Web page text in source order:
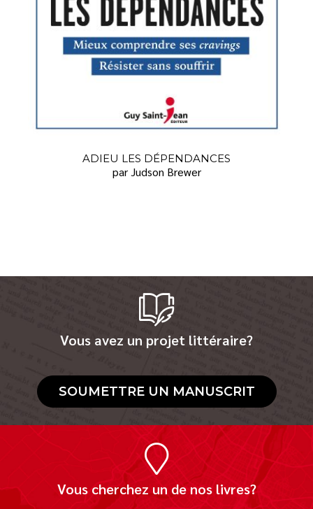
ADIEU LES DÉPENDANCES
par Judson Brewer
Vous avez un projet littéraire?
SOUMETTRE UN MANUSCRIT
Vous cherchez un de nos livres?